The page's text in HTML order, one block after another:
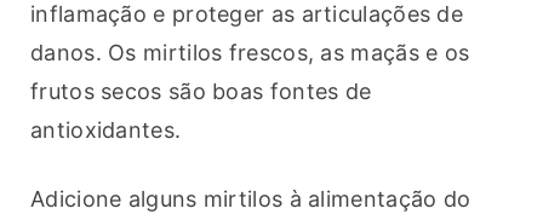
inflamação e proteger as articulações de
danos. Os mirtilos frescos, as maçãs e os
frutos secos são boas fontes de
antioxidantes.
Adicione alguns mirtilos à alimentação do